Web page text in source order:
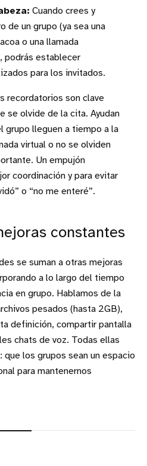
Cuando crees y
de un grupo (ya sea una
o una llamada
podrás establecer
para los invitados.
recordatorios son clave
se olvide de la cita. Ayudan
grupo lleguen a tiempo a la
virtual o no se olviden
Un empujón
coordinación y para evitar
o “no me enteré”.
constantes
se suman a otras mejoras
a lo largo del tiempo
en grupo. Hablamos de la
pesados (hasta 2GB),
definición, compartir pantalla
chats de voz. Todas ellas
que los grupos sean un espacio
para mantenernos